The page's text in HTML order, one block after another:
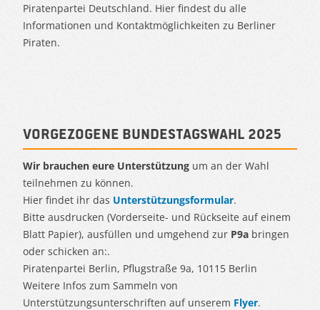
Piratenpartei Deutschland. Hier findest du alle
Informationen und Kontaktmöglichkeiten zu Berliner
Piraten.
Vorgezogene Bundestagswahl 2025
Wir brauchen eure Unterstützung um an der Wahl
teilnehmen zu können.
Hier findet ihr das Unterstützungsformular.
Bitte ausdrucken (Vorderseite- und Rückseite auf einem
Blatt Papier), ausfüllen und umgehend zur P9a bringen
oder schicken an:.
Piratenpartei Berlin, Pflugstraße 9a, 10115 Berlin
Weitere Infos zum Sammeln von
Unterstützungsunterschriften auf unserem Flyer.